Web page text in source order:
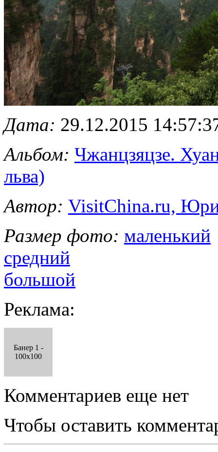
Дата: 29.12.2015
Альбом: Чжанцзяцзе.
льва)
Автор: VisitChina.ru,
Размер фото: маленький
средний
большой
Реклама:
Банер 1 -
100x100
Комментариев еще нет
Чтобы оставить